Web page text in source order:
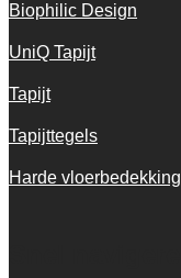
Biophilic Design
UniQ Tapijt
Tapijt
Tapijttegels
Harde vloerbedekking